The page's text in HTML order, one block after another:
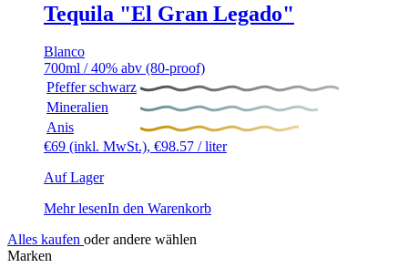
Tequila "El Gran Legado"
Blanco
700ml / 40% abv (80-proof)
Pfeffer schwarz
Mineralien
Anis
€69 (inkl. MwSt.), €98.57 / liter
Auf Lager
Mehr lesenIn den Warenkorb
Alles kaufen oder andere wählen
Marken